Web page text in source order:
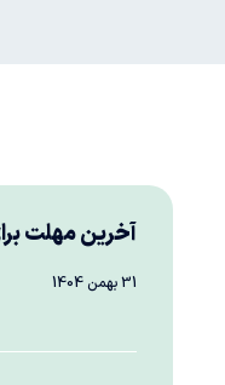
آخرین مهلت
31 بهمن 1404